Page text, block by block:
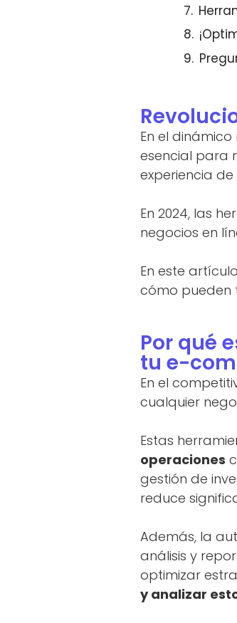
En el
esencial para
experiencia de
En 2024, las
negocios en
En este
cómo pueden
Por qué
tu e-
En el
cualquier
Estas
operaciones
gestión de
reduce
Además, la
análisis y
optimizar
y analizar